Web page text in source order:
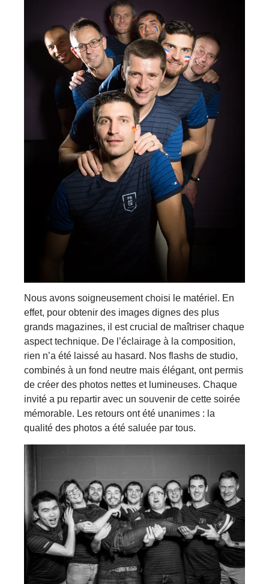
Nous avons soigneusement choisi le matériel. En
effet, pour obtenir des images dignes des plus
grands magazines, il est crucial de maîtriser chaque
aspect technique. De l’éclairage à la composition,
rien n’a été laissé au hasard. Nos flashs de studio,
combinés à un fond neutre mais élégant, ont permis
de créer des photos nettes et lumineuses. Chaque
invité a pu repartir avec un souvenir de cette soirée
mémorable. Les retours ont été unanimes : la
qualité des photos a été saluée par tous.